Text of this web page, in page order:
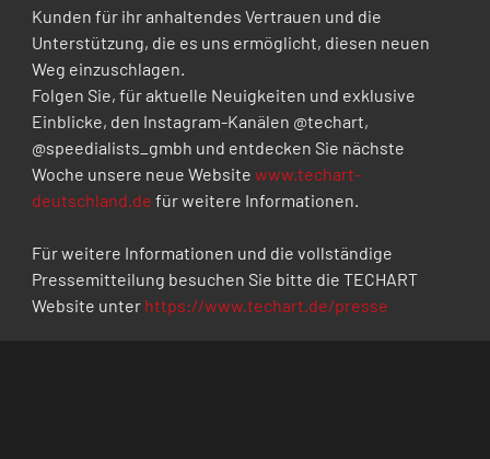
Kunden für ihr anhaltendes Vertrauen und die
Unterstützung, die es uns ermöglicht, diesen neuen
Weg einzuschlagen.
Folgen Sie, für aktuelle Neuigkeiten und exklusive
Einblicke, den Instagram-Kanälen @techart,
@speedialists_gmbh und entdecken Sie nächste
Woche unsere neue Website www.techart-
deutschland.de für weitere Informationen.
Für weitere Informationen und die vollständige
Pressemitteilung besuchen Sie bitte die TECHART
Website unter https://www.techart.de/presse